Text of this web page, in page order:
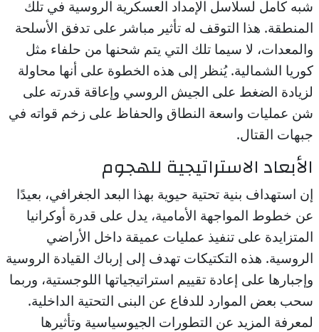
شبه كامل لسلاسل الإمداد العسكرية الروسية في تلك
المنطقة. هذا التوقف له تأثير مباشر على تدفق الأسلحة
والمعدات، لا سيما تلك التي يتم شحنها من حلفاء مثل
كوريا الشمالية. يُنظر إلى هذه الخطوة على أنها محاولة
لزيادة الضغط على الجيش الروسي وإعاقة قدرته على
شن عمليات واسعة النطاق والحفاظ على زخم قواته في
جبهات القتال.
الأبعاد الاستراتيجية للهجوم
إن استهداف بنية تحتية حيوية بهذا البعد الجغرافي، بعيدًا
عن خطوط المواجهة الأمامية، يدل على قدرة أوكرانيا
المتزايدة على تنفيذ عمليات عميقة داخل الأراضي
الروسية. هذه التكتيكات تهدف إلى إرباك القيادة الروسية
وإجبارها على إعادة تقييم استراتيجياتها اللوجستية، وربما
سحب بعض الموارد للدفاع عن البنى التحتية الداخلية.
لمعرفة المزيد عن التطورات الجيوسياسية وتأثيرها